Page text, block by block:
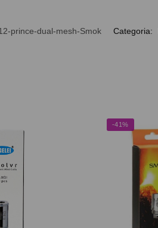
prince-dual-mesh-Smok Categoria:
-41%